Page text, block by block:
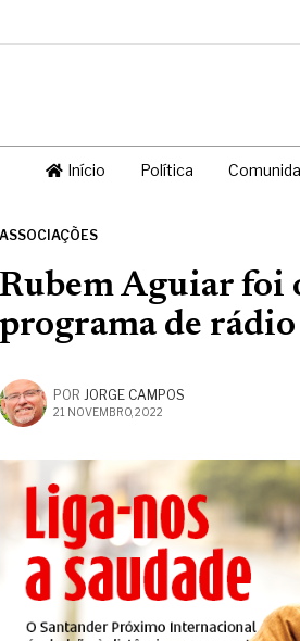
Início Política
ASSOCIAÇÕES
Rubem Aguiar foi
programa de
POR JORGE CAMPOS
21 NOVEMBRO, 2022